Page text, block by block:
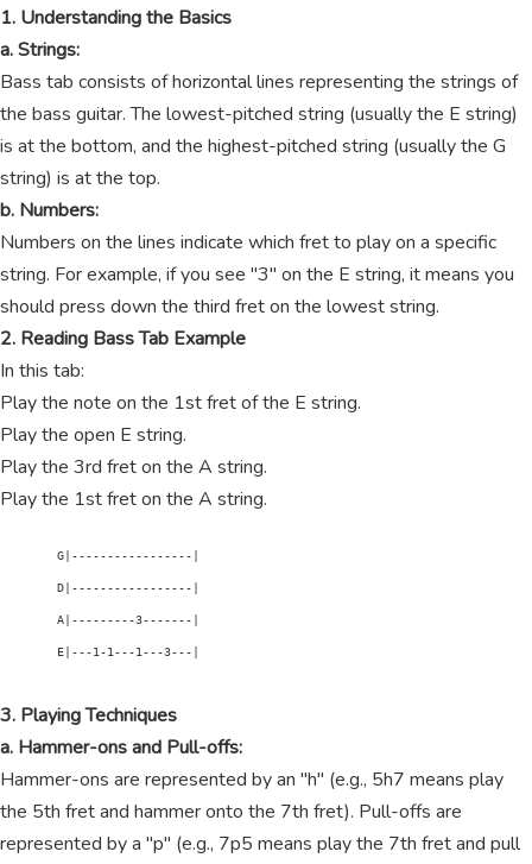
1. Understanding the Basics
a. Strings:
Bass tab consists of horizontal lines representing the strings of
the bass guitar. The lowest-pitched string (usually the E string)
is at the bottom, and the highest-pitched string (usually the G
string) is at the top.
b. Numbers:
Numbers on the lines indicate which fret to play on a specific
string. For example, if you see "3" on the E string, it means you
should press down the third fret on the lowest string.
2. Reading Bass Tab Example
In this tab:
Play the note on the 1st fret of the E string.
Play the open E string.
Play the 3rd fret on the A string.
Play the 1st fret on the A string.
        G|-----------------|
        D|-----------------|
        A|---------3-------|
        E|---1-1---1---3---|
3. Playing Techniques
a. Hammer-ons and Pull-offs:
Hammer-ons are represented by an "h" (e.g., 5h7 means play
the 5th fret and hammer onto the 7th fret). Pull-offs are
represented by a "p" (e.g., 7p5 means play the 7th fret and pull